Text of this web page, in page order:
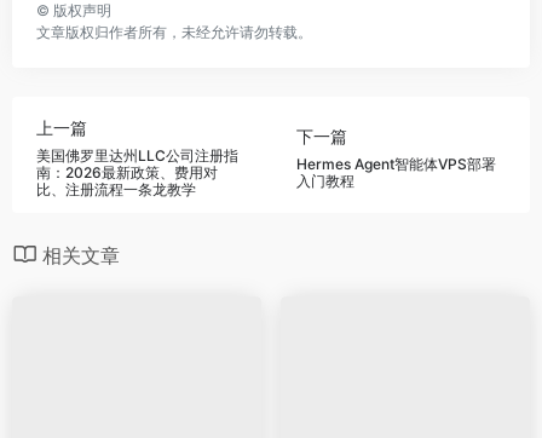
© 版权声明
文章版权归作者所有，未经允许请勿转载。
上一篇
美国佛罗里达州LLC公司注册指
南：2026最新政策、费用对
比、注册流程一条龙教学
下一篇
Hermes Agent智能体VPS部署
入门教程
相关文章